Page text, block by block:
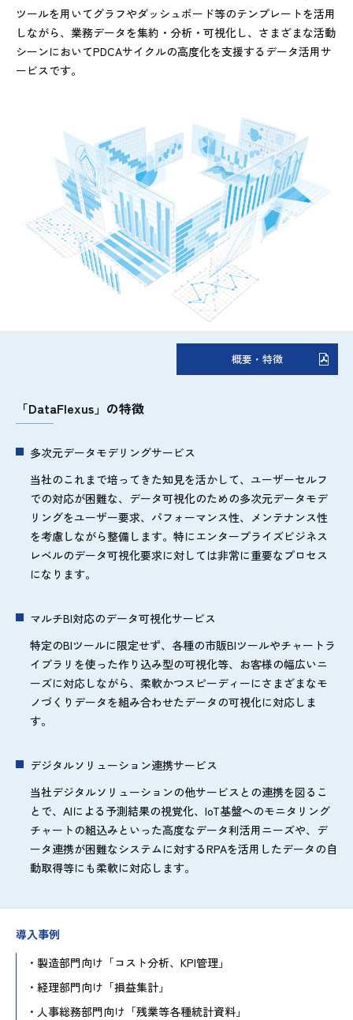
ツールを用いてグラフやダッシュボード等のテンプレートを活用
しながら、業務データを集約・分析・可視化し、さまざまな活動
シーンにおいてPDCAサイクルの高度化を支援するデータ活用サ
ービスです。
概要・特徴
「DataFlexus」の特徴
多次元データモデリングサービス
当社のこれまで培ってきた知見を活かして、ユーザーセルフ
での対応が困難な、データ可視化のための多次元データモデ
リングをユーザー要求、パフォーマンス性、メンテナンス性
を考慮しながら整備します。特にエンタープライズビジネス
レベルのデータ可視化要求に対しては非常に重要なプロセス
になります。
マルチBI対応のデータ可視化サービス
特定のBIツールに限定せず、各種の市販BIツールやチャートラ
イブラリを使った作り込み型の可視化等、お客様の幅広いニ
ーズに対応しながら、柔軟かつスピーディーにさまざまなモ
ノづくりデータを組み合わせたデータの可視化に対応しま
す。
デジタルソリューション連携サービス
当社デジタルソリューションの他サービスとの連携を図るこ
とで、AIによる予測結果の視覚化、IoT基盤へのモニタリング
チャートの組込みといった高度なデータ利活用ニーズや、デ
ータ連携が困難なシステムに対するRPAを活用したデータの自
動取得等にも柔軟に対応します。
導入事例
製造部門向け「コスト分析、KPI管理」
経理部門向け「損益集計」
人事総務部門向け「残業等各種統計資料」